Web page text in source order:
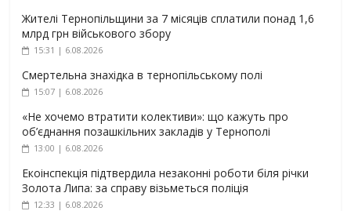
Жителі Тернопільщини за 7 місяців сплатили понад 1,6
млрд грн військового збору
15:31 | 6.08.2026
Смертельна знахідка в тернопільському полі
15:07 | 6.08.2026
«Не хочемо втратити колективи»: що кажуть про
об’єднання позашкільних закладів у Тернополі
13:00 | 6.08.2026
Екоінспекція підтвердила незаконні роботи біля річки
Золота Липа: за справу візьметься поліція
12:33 | 6.08.2026